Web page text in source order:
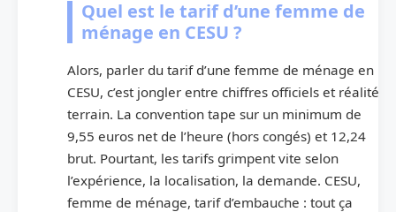
Quel est le tarif d’une femme de
ménage en CESU ?
Alors, parler du tarif d’une femme de ménage en
CESU, c’est jongler entre chiffres officiels et réalité
terrain. La convention tape sur un minimum de
9,55 euros net de l’heure (hors congés) et 12,24
brut. Pourtant, les tarifs grimpent vite selon
l’expérience, la localisation, la demande. CESU,
femme de ménage, tarif d’embauche : tout ça